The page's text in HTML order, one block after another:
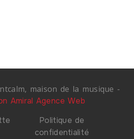
maison de la musique -
Amiral Agence Web
Politique de
confidentialité